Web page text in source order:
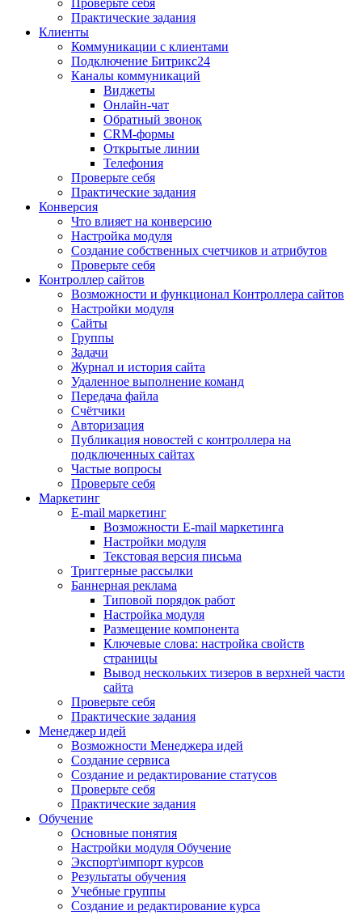
Проверьте себя
Практические задания
Клиенты
Коммуникации с клиентами
Подключение Битрикс24
Каналы коммуникаций
Виджеты
Онлайн-чат
Обратный звонок
CRM-формы
Открытые линии
Телефония
Проверьте себя
Практические задания
Конверсия
Что влияет на конверсию
Настройка модуля
Создание собственных счетчиков и атрибутов
Проверьте себя
Контроллер сайтов
Возможности и функционал Контроллера сайтов
Настройки модуля
Сайты
Группы
Задачи
Журнал и история сайта
Удаленное выполнение команд
Передача файла
Счётчики
Авторизация
Публикация новостей с контроллера на
подключенных сайтах
Частые вопросы
Проверьте себя
Маркетинг
E-mail маркетинг
Возможности E-mail маркетинга
Настройки модуля
Текстовая версия письма
Триггерные рассылки
Баннерная реклама
Типовой порядок работ
Настройка модуля
Размещение компонента
Ключевые слова: настройка свойств
страницы
Вывод нескольких тизеров в верхней части
сайта
Проверьте себя
Практические задания
Менеджер идей
Возможности Менеджера идей
Создание сервиса
Создание и редактирование статусов
Проверьте себя
Практические задания
Обучение
Основные понятия
Настройки модуля Обучение
Экспорт\импорт курсов
Результаты обучения
Учебные группы
Создание и редактирование курса